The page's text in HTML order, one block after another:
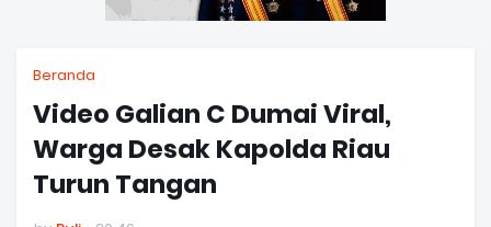
Beranda
Video Galian C Dumai Viral,
Warga Desak Kapolda Riau
Turun Tangan